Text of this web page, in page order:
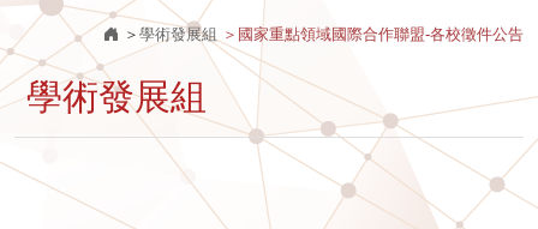
學術發展組 國家重點領域國際合作聯盟-各校徵件公告
學術發展組